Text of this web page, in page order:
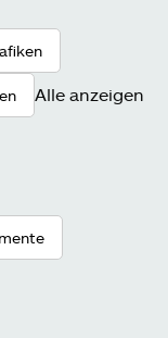
Alle anzeigen